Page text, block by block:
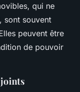
qui ne
sont souvent
peuvent être
de pouvoir